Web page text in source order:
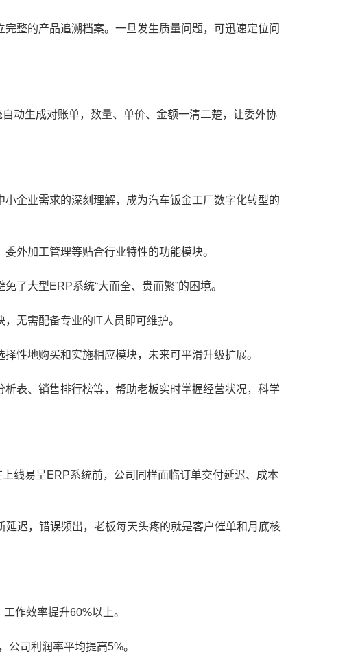
整的产品追溯档案。一旦发生质量问题，可迅速定位问
生成对账单，数量、单价、金额一清二楚，让委外协
企业需求的深刻理解，成为汽车钣金工厂数字化转型的
外加工管理等贴合行业特性的功能模块。
大型ERP系统“大而全、贵而繁”的困境。
无需配备专业的IT人员即可维护。
地购买和实施相应模块，未来可平滑升级扩展。
表、销售排行榜等，帮助老板实时掌握经营状况，科学
易呈ERP系统前，公司同样面临订单交付延迟、成本
迟，错误频出，老板每天头疼的就是客户催单和月底核
作效率提升60%以上。
司利润率平均提高5%。